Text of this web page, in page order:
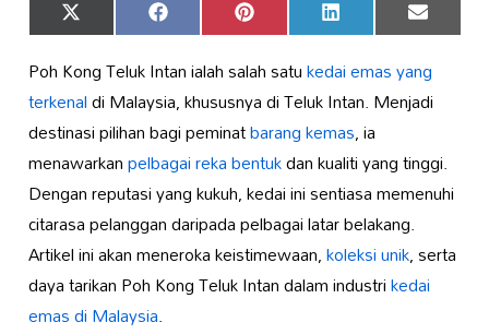
Share
on
X
(Twitter)
Share
on
Facebook Share
on
Pinterest Share
on
LinkedIn Share
on
Email
Poh Kong Teluk Intan ialah salah satukedai emas yang
terkenaldi Malaysia, khususnya di Teluk Intan. Menjadi
destinasi pilihan bagi peminatbarang kemas, ia
menawarkanpelbagai reka bentukdan kualiti yang tinggi.
Dengan reputasi yang kukuh, kedai ini sentiasa memenuhi
citarasa pelanggan daripada pelbagai latar belakang.
Artikel ini akan meneroka keistimewaan,koleksi unik, serta
daya tarikan Poh Kong Teluk Intan dalam industrikedai
emas di Malaysia.